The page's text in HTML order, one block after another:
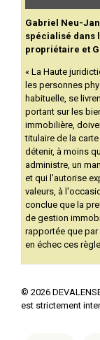
Gabriel Neu-
spécialisé dans
propriétaire et
« La Haute
les personnes
habituelle, se
portant sur les
immobilière,
titulaire de la
détenir, à moins
administre, un
et qui l'autorise
valeurs, à
conclue que la
de gestion
rapportée que
en échec ces
© 2026
est strictement